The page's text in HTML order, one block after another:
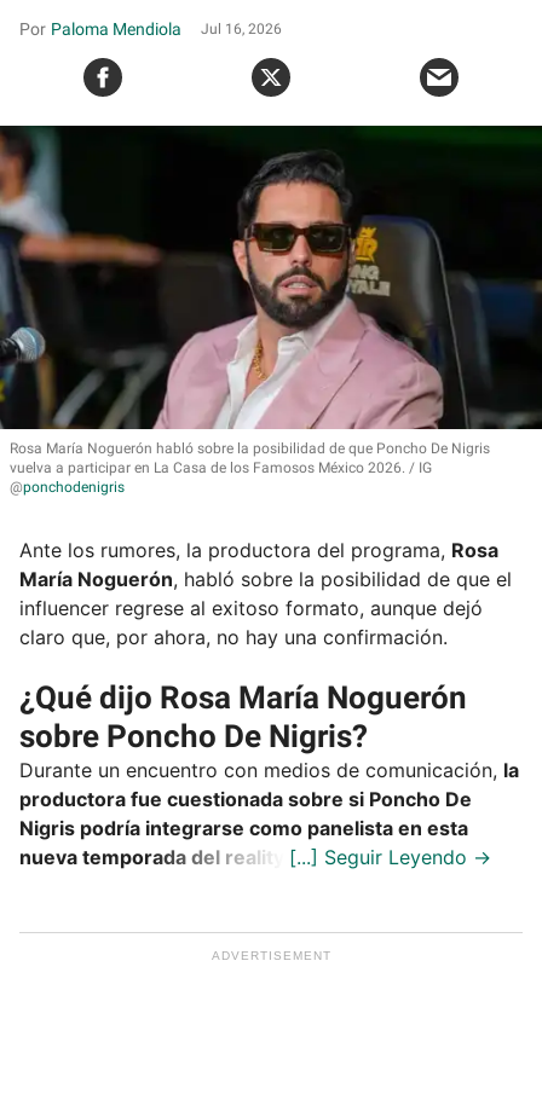
Paloma Mendiola Jul 16, 2026
Rosa María Noguerón habló sobre la posibilidad de que Poncho De Nigris
vuelva a participar en La Casa de los Famosos México 2026.
IG
@ponchodenigris
Ante los rumores, la productora del programa, Rosa
María Noguerón, habló sobre la posibilidad de que el
influencer regrese al exitoso formato, aunque dejó
claro que, por ahora, no hay una confirmación.
¿Qué dijo Rosa María Noguerón
sobre Poncho De Nigris?
Durante un encuentro con medios de comunicación, la
productora fue cuestionada sobre si Poncho De
Nigris podría integrarse como panelista en esta
nueva temporada del reality